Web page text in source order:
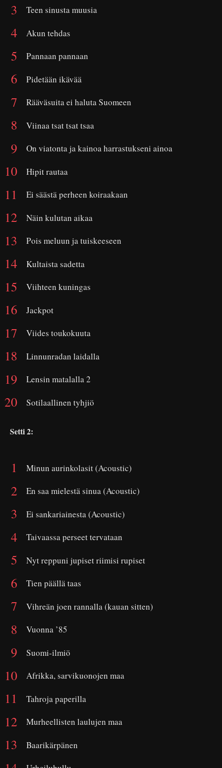
Teen sinusta muusia
Akun tehdas
Pannaan pannaan
Pidetään ikävää
Rääväsuita ei haluta Suomeen
Viinaa tsat tsat tsaa
On viatonta ja kainoa harrastukseni ainoa
Hipit rautaa
Ei säästä perheen koiraakaan
Näin kulutan aikaa
Pois meluun ja tuiskeeseen
Kultaista sadetta
Viihteen kuningas
Jackpot
Viides toukokuuta
Linnunradan laidalla
Lensin matalalla 2
Sotilaallinen tyhjiö
Setti 2:
Minun aurinkolasit (Acoustic)
En saa mielestä sinua (Acoustic)
Ei sankariainesta (Acoustic)
Taivaassa perseet tervataan
Nyt reppuni jupiset riimisi rupiset
Tien päällä taas
Vihreän joen rannalla (kauan sitten)
Vuonna ’85
Suomi-ilmiö
Afrikka, sarvikuonojen maa
Tahroja paperilla
Murheellisten laulujen maa
Baarikärpänen